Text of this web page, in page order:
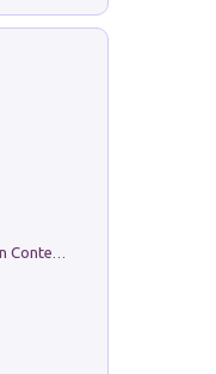
in alto! Livello A1. Con CD-Audio. Con Contenuto digitale per accesso on line